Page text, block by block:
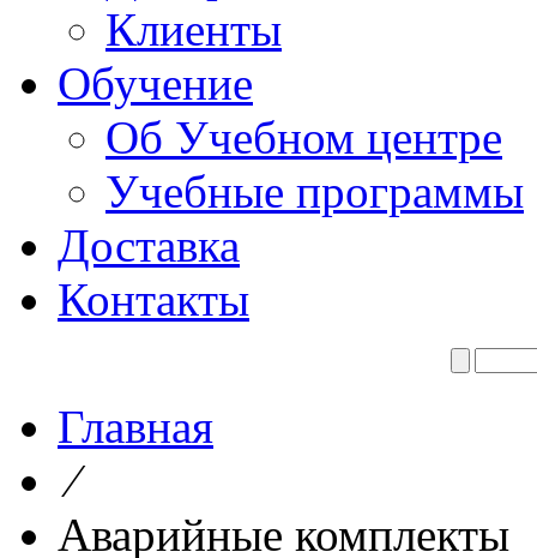
Клиенты
Обучение
Об Учебном центре
Учебные программы
Доставка
Контакты
Главная
⁄
Аварийные комплекты